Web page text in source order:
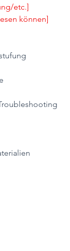
etc.]
können]
Troubleshooting